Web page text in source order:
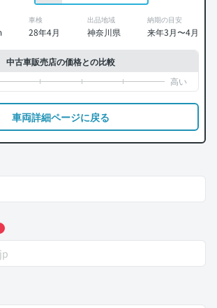
車検
28年4月
出品地域
神奈川県
納期の目安
来年3月〜4月
中古車販売店の価格との比較
車両詳細ページに戻る